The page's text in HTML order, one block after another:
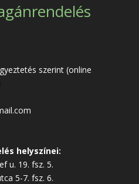
szerint (online
helyszínei:
u. 19. fsz. 5.
5-7. fsz. 6.